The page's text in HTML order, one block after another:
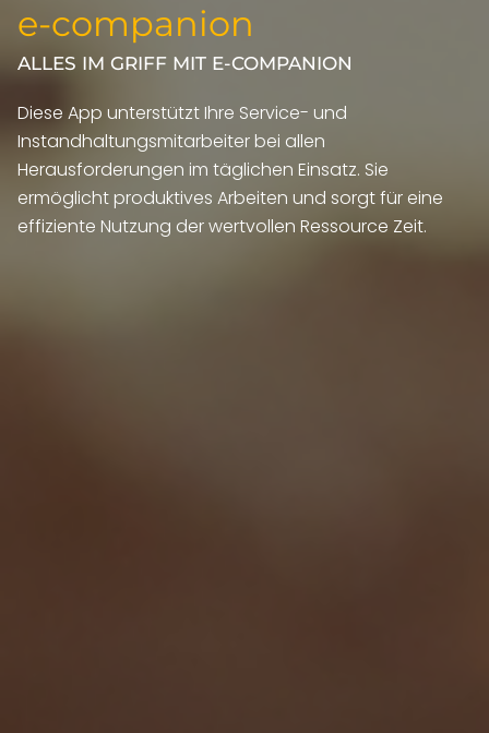
e-companion
ALLES IM GRIFF MIT E-COMPANION
Diese App unterstützt Ihre Service- und
Instandhaltungsmitarbeiter bei allen
Herausforderungen im täglichen Einsatz. Sie
ermöglicht produktives Arbeiten und sorgt für eine
effiziente Nutzung der wertvollen Ressource Zeit.